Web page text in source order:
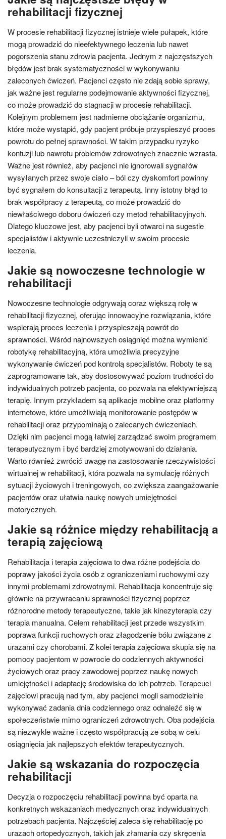
rehabilitacji fizycznej
W procesie rehabilitacji fizycznej istnieje wiele pułapek, które
mogą prowadzić do nieefektywnego leczenia lub nawet
pogorszenia stanu zdrowia pacjenta. Jednym z najczęstszych
błędów jest brak systematyczności w wykonywaniu
zaleconych ćwiczeń. Pacjenci często nie zdają sobie sprawy,
jak ważne jest regularne podejmowanie aktywności fizycznej,
co może prowadzić do stagnacji w procesie rehabilitacji.
Kolejnym problemem jest nadmierne obciążanie organizmu,
które może wystąpić, gdy pacjent próbuje przyspieszyć proces
powrotu do pełnej sprawności. W takim przypadku ryzyko
kontuzji lub nawrotu problemów zdrowotnych znacznie wzrasta.
Ważne jest również, aby pacjenci nie ignorowali sygnałów
wysyłanych przez swoje ciało – ból czy dyskomfort powinny
być sygnałem do konsultacji z terapeutą. Inny istotny błąd to
brak współpracy z terapeutą, co może prowadzić do
niewłaściwego doboru ćwiczeń czy metod rehabilitacyjnych.
Dlatego kluczowe jest, aby pacjenci byli otwarci na sugestie
specjalistów i aktywnie uczestniczyli w swoim procesie
leczenia.
Jakie są nowoczesne technologie w
rehabilitacji
Nowoczesne technologie odgrywają coraz większą rolę w
rehabilitacji fizycznej, oferując innowacyjne rozwiązania, które
wspierają proces leczenia i przyspieszają powrót do
sprawności. Wśród najnowszych osiągnięć można wymienić
robotykę rehabilitacyjną, która umożliwia precyzyjne
wykonywanie ćwiczeń pod kontrolą specjalistów. Roboty te są
zaprogramowane tak, aby dostosowywać poziom trudności do
indywidualnych potrzeb pacjenta, co pozwala na efektywniejszą
terapię. Innym przykładem są aplikacje mobilne oraz platformy
internetowe, które umożliwiają monitorowanie postępów w
rehabilitacji oraz przypominają o zalecanych ćwiczeniach.
Dzięki nim pacjenci mogą łatwiej zarządzać swoim programem
terapeutycznym i być bardziej zmotywowani do działania.
Warto również zwrócić uwagę na zastosowanie rzeczywistości
wirtualnej w rehabilitacji, która pozwala na symulację różnych
sytuacji życiowych i treningowych, co zwiększa zaangażowanie
pacjentów oraz ułatwia naukę nowych umiejętności
motorycznych.
Jakie są różnice między rehabilitacją a
terapią zajęciową
Rehabilitacja i terapia zajęciowa to dwa różne podejścia do
poprawy jakości życia osób z ograniczeniami ruchowymi czy
innymi problemami zdrowotnymi. Rehabilitacja koncentruje się
głównie na przywracaniu sprawności fizycznej poprzez
różnorodne metody terapeutyczne, takie jak kinezyterapia czy
terapia manualna. Celem rehabilitacji jest przede wszystkim
poprawa funkcji ruchowych oraz złagodzenie bólu związane z
urazami czy chorobami. Z kolei terapia zajęciowa skupia się na
pomocy pacjentom w powrocie do codziennych aktywności
życiowych oraz pracy zawodowej poprzez naukę nowych
umiejętności i adaptację środowiska do ich potrzeb. Terapeuci
zajęciowi pracują nad tym, aby pacjenci mogli samodzielnie
wykonywać zadania dnia codziennego oraz odnaleźć się w
społeczeństwie mimo ograniczeń zdrowotnych. Oba podejścia
są niezwykle ważne i często współpracują ze sobą w celu
osiągnięcia jak najlepszych efektów terapeutycznych.
Jakie są wskazania do rozpoczęcia
rehabilitacji
Decyzja o rozpoczęciu rehabilitacji powinna być oparta na
konkretnych wskazaniach medycznych oraz indywidualnych
potrzebach pacjenta. Najczęściej zaleca się rehabilitację po
urazach ortopedycznych, takich jak złamania czy skręcenia